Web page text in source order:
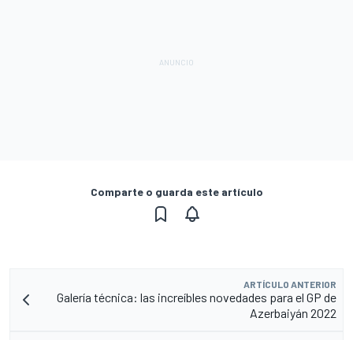
Comparte o guarda este artículo
ARTÍCULO ANTERIOR
Galería técnica: las increíbles novedades para el GP de
Azerbaiyán 2022